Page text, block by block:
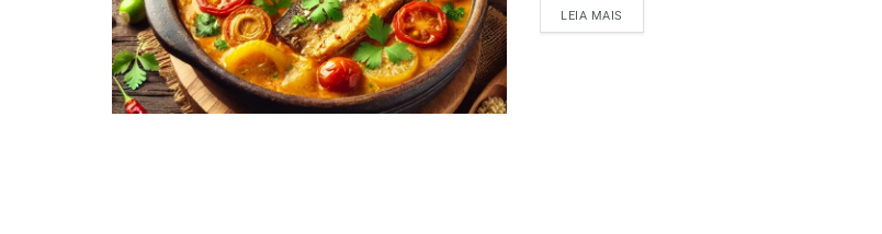
LEIA MAIS